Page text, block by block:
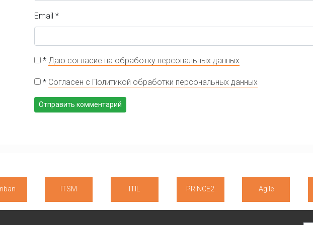
Email *
* Даю согласие на обработку персональных данных
* Согласен с Политикой обработки персональных данных
ITSM ITIL PRINCE2 Agile